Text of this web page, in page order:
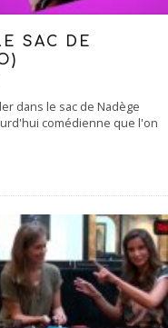
SAC DE
dans le sac de Nadège
comédienne que l'on